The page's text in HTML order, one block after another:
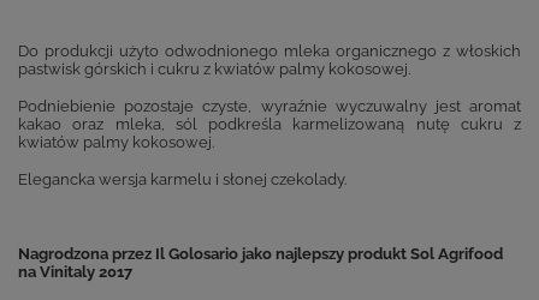
Do produkcji użyto odwodnionego mleka organicznego z włoskich
pastwisk górskich i cukru z kwiatów palmy kokosowej.
Podniebienie pozostaje czyste, wyraźnie wyczuwalny jest aromat
kakao oraz mleka, sól podkreśla karmelizowaną nutę cukru z
kwiatów palmy kokosowej.
Elegancka wersja karmelu i słonej czekolady.
Nagrodzona przez Il Golosario jako najlepszy produkt Sol Agrifood
na Vinitaly 2017